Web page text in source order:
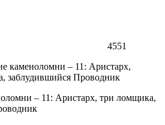
4551
– 11: Аристарх, три ломщика,